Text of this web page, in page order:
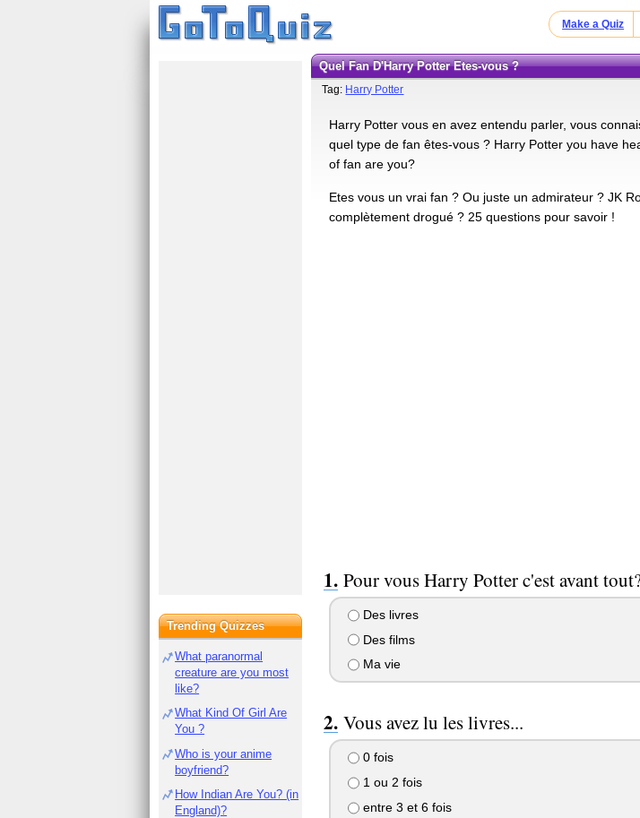
Make a Quiz
Quel Fan D'Harry Potter Etes-vous ?
Tag: Harry Potter
Harry Potter vous en avez entendu parler, vous
quel type de fan êtes-vous ? Harry Potter you have
of fan are you?
Etes vous un vrai fan ? Ou juste un admirateur ? JK
complètement drogué ? 25 questions pour savoir !
Pour vous Harry Potter c'est avant
Des livres
Des films
Ma vie
Vous avez lu les livres...
0 fois
1 ou 2 fois
entre 3 et 6 fois
Trending Quizzes
What paranormal
creature are you most
like?
What Kind Of Girl Are
You ?
Who is your anime
boyfriend?
How Indian Are You? (in
England)?